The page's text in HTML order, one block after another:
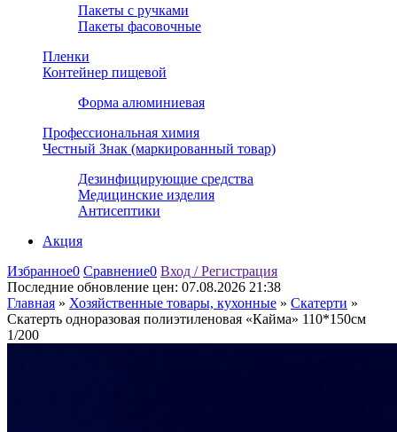
Пакеты с ручками
Пакеты фасовочные
Пленки
Контейнер пищевой
Форма алюминиевая
Профессиональная химия
Честный Знак (маркированный товар)
Дезинфицирующие средства
Медицинские изделия
Антисептики
Акция
Избранное0 Сравнение0 Вход / Регистрация
Последние обновление цен: 07.08.2026 21:38
Главная » Хозяйственные товары, кухонные » Скатерти »
Скатерть одноразовая полиэтиленовая «Кайма» 110*150см
1/200